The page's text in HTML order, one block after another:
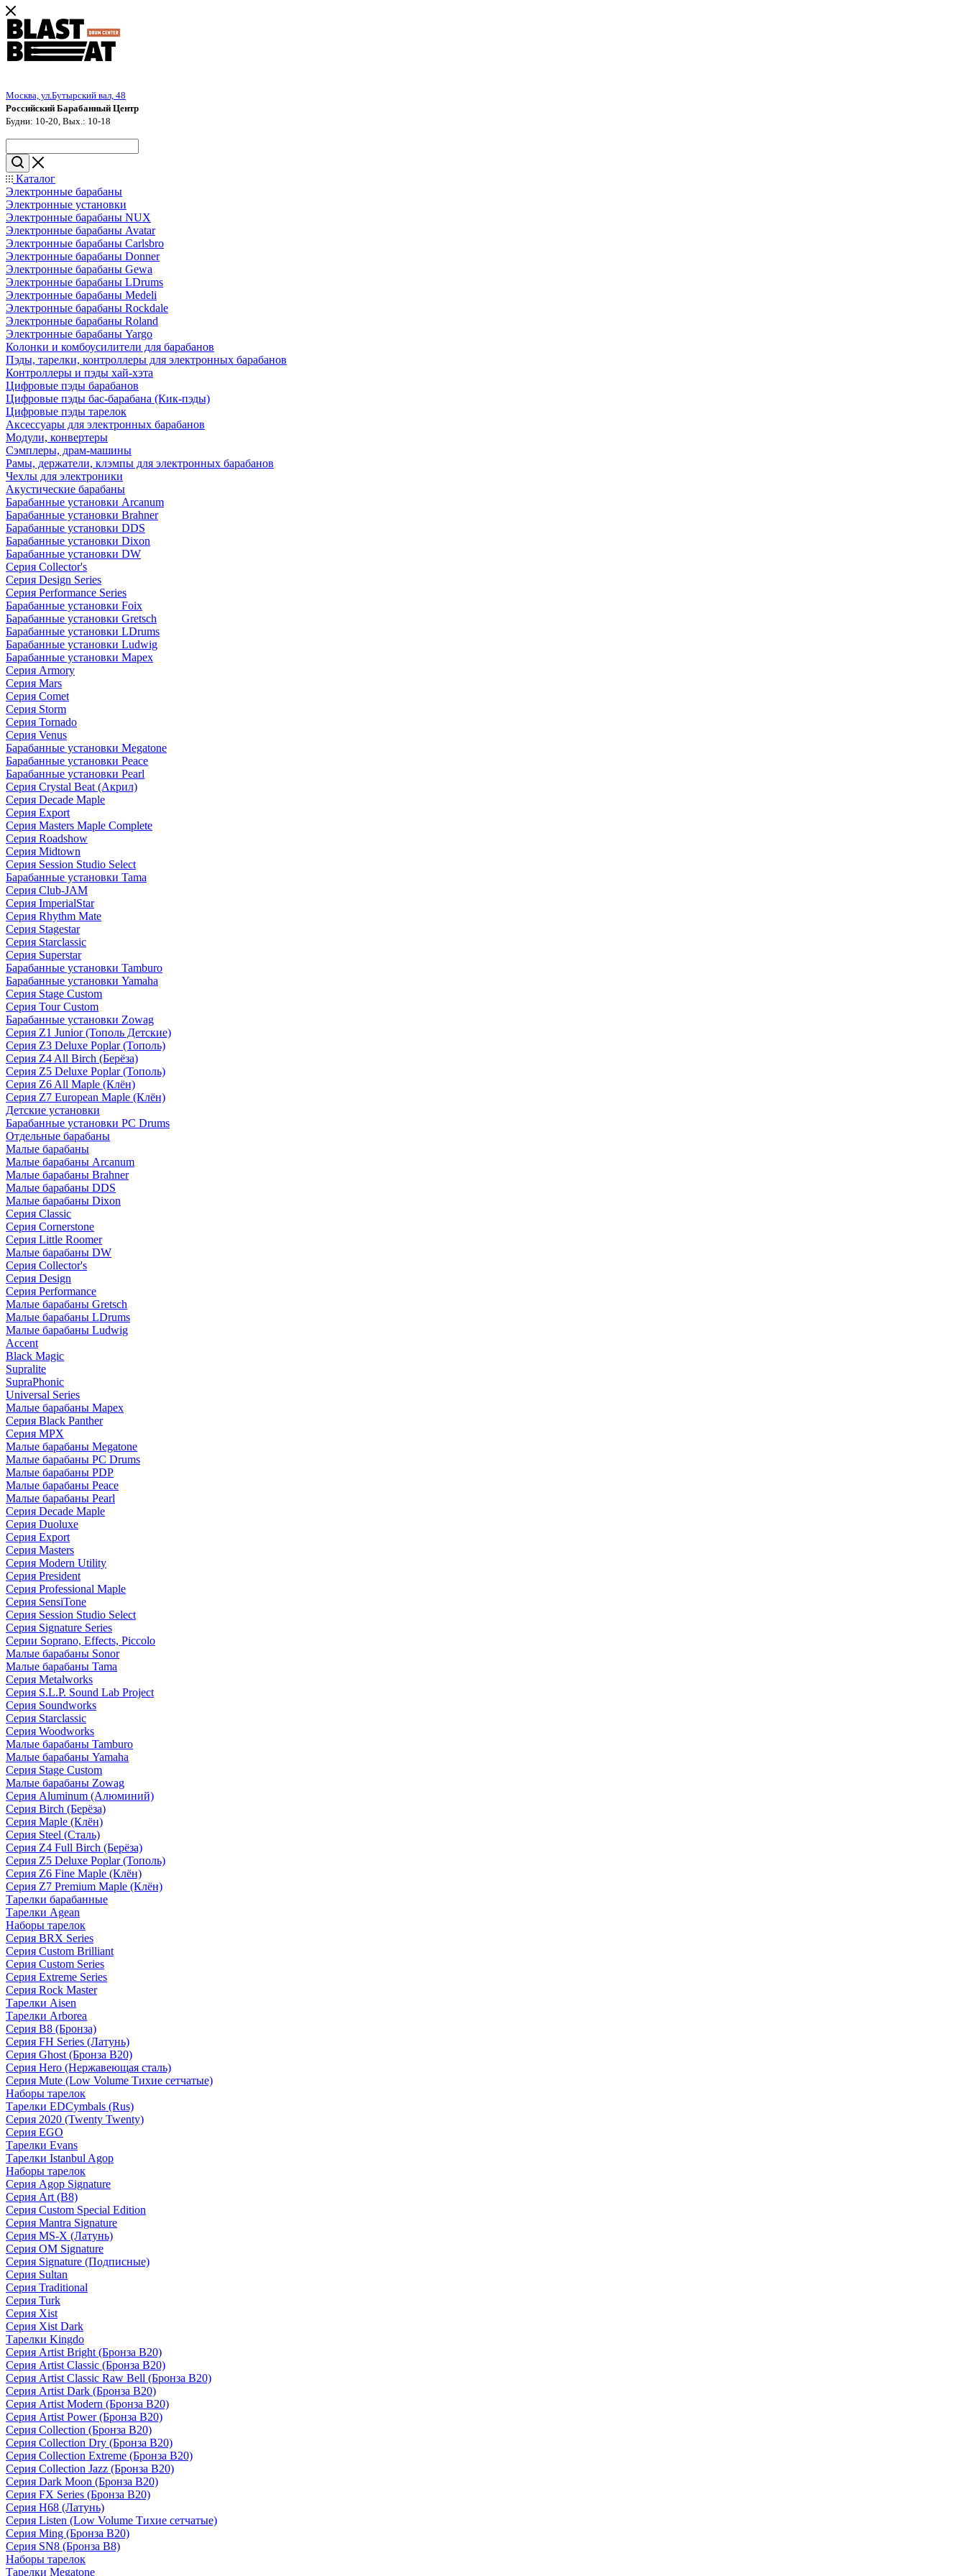
Москва, ул.Бутырский вал, 48
Российский Барабанный Центр
Будни: 10-20, Вых.: 10-18
Каталог
Электронные барабаны
Электронные установки
Электронные барабаны NUX
Электронные барабаны Avatar
Электронные барабаны Carlsbro
Электронные барабаны Donner
Электронные барабаны Gewa
Электронные барабаны LDrums
Электронные барабаны Medeli
Электронные барабаны Rockdale
Электронные барабаны Roland
Электронные барабаны Yargo
Колонки и комбоусилители для барабанов
Пэды, тарелки, контроллеры для электронных барабанов
Контроллеры и пэды хай-хэта
Цифровые пэды барабанов
Цифровые пэды бас-барабана (Кик-пэды)
Цифровые пэды тарелок
Аксессуары для электронных барабанов
Модули, конвертеры
Сэмплеры, драм-машины
Рамы, держатели, клэмпы для электронных барабанов
Чехлы для электроники
Акустические барабаны
Барабанные установки Arcanum
Барабанные установки Brahner
Барабанные установки DDS
Барабанные установки Dixon
Барабанные установки DW
Серия Collector's
Серия Design Series
Серия Performance Series
Барабанные установки Foix
Барабанные установки Gretsch
Барабанные установки LDrums
Барабанные установки Ludwig
Барабанные установки Mapex
Серия Armory
Серия Mars
Серия Comet
Серия Storm
Серия Tornado
Серия Venus
Барабанные установки Megatone
Барабанные установки Peace
Барабанные установки Pearl
Серия Crystal Beat (Акрил)
Серия Decade Maple
Серия Export
Серия Masters Maple Complete
Серия Roadshow
Серия Midtown
Серия Session Studio Select
Барабанные установки Tama
Серия Club-JAM
Серия ImperialStar
Серия Rhythm Mate
Серия Stagestar
Серия Starclassic
Серия Superstar
Барабанные установки Tamburo
Барабанные установки Yamaha
Серия Stage Custom
Серия Tour Custom
Барабанные установки Zowag
Серия Z1 Junior (Тополь Детские)
Серия Z3 Deluxe Poplar (Тополь)
Серия Z4 All Birch (Берёза)
Серия Z5 Deluxe Poplar (Тополь)
Серия Z6 All Maple (Клён)
Серия Z7 European Maple (Клён)
Детские установки
Барабанные установки PC Drums
Отдельные барабаны
Малые барабаны
Малые барабаны Arcanum
Малые барабаны Brahner
Малые барабаны DDS
Малые барабаны Dixon
Серия Classic
Серия Cornerstone
Серия Little Roomer
Малые барабаны DW
Серия Collector's
Серия Design
Серия Performance
Малые барабаны Gretsch
Малые барабаны LDrums
Малые барабаны Ludwig
Accent
Black Magic
Supralite
SupraPhonic
Universal Series
Малые барабаны Mapex
Серия Black Panther
Серия MPX
Малые барабаны Megatone
Малые барабаны PC Drums
Малые барабаны PDP
Малые барабаны Peace
Малые барабаны Pearl
Серия Decade Maple
Серия Duoluxe
Серия Export
Серия Masters
Серия Modern Utility
Серия President
Серия Professional Maple
Серия SensiTone
Серия Session Studio Select
Серия Signature Series
Серии Soprano, Effects, Piccolo
Малые барабаны Sonor
Малые барабаны Tama
Серия Metalworks
Серия S.L.P. Sound Lab Project
Серия Soundworks
Серия Starclassic
Серия Woodworks
Малые барабаны Tamburo
Малые барабаны Yamaha
Серия Stage Custom
Малые барабаны Zowag
Серия Aluminum (Алюминий)
Серия Birch (Берёза)
Серия Maple (Клён)
Серия Steel (Сталь)
Серия Z4 Full Birch (Берёза)
Серия Z5 Deluxe Poplar (Тополь)
Серия Z6 Fine Maple (Клён)
Серия Z7 Premium Maple (Клён)
Тарелки барабанные
Тарелки Agean
Наборы тарелок
Серия BRX Series
Серия Custom Brilliant
Серия Custom Series
Серия Extreme Series
Серия Rock Master
Тарелки Aisen
Тарелки Arborea
Серия B8 (Бронза)
Серия FH Series (Латунь)
Серия Ghost (Бронза B20)
Серия Hero (Нержавеющая сталь)
Серия Mute (Low Volume Тихие сетчатые)
Наборы тарелок
Тарелки EDCymbals (Rus)
Серия 2020 (Twenty Twenty)
Серия EGO
Тарелки Evans
Тарелки Istanbul Agop
Наборы тарелок
Серия Agop Signature
Серия Art (B8)
Серия Custom Special Edition
Серия Mantra Signature
Серия MS-X (Латунь)
Серия OM Signature
Серия Signature (Подписные)
Серия Sultan
Серия Traditional
Серия Turk
Серия Xist
Серия Xist Dark
Тарелки Kingdo
Серия Artist Bright (Бронза B20)
Серия Artist Classic (Бронза B20)
Серия Artist Classic Raw Bell (Бронза B20)
Серия Artist Dark (Бронза B20)
Серия Artist Modern (Бронза B20)
Серия Artist Power (Бронза B20)
Серия Collection (Бронза B20)
Серия Collection Dry (Бронза B20)
Серия Collection Extreme (Бронза B20)
Серия Collection Jazz (Бронза B20)
Серия Dark Moon (Бронза B20)
Серия FX Series (Бронза B20)
Серия H68 (Латунь)
Серия Listen (Low Volume Тихие сетчатые)
Серия Ming (Бронза B20)
Серия SN8 (Бронза B8)
Наборы тарелок
Тарелки Megatone